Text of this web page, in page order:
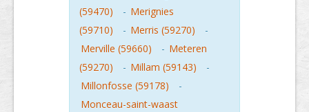
(59470)
- Merignies
(59710)
- Merris (59270)
-
Merville (59660)
- Meteren
(59270)
- Millam (59143)
-
Millonfosse (59178)
-
Monceau-saint-waast